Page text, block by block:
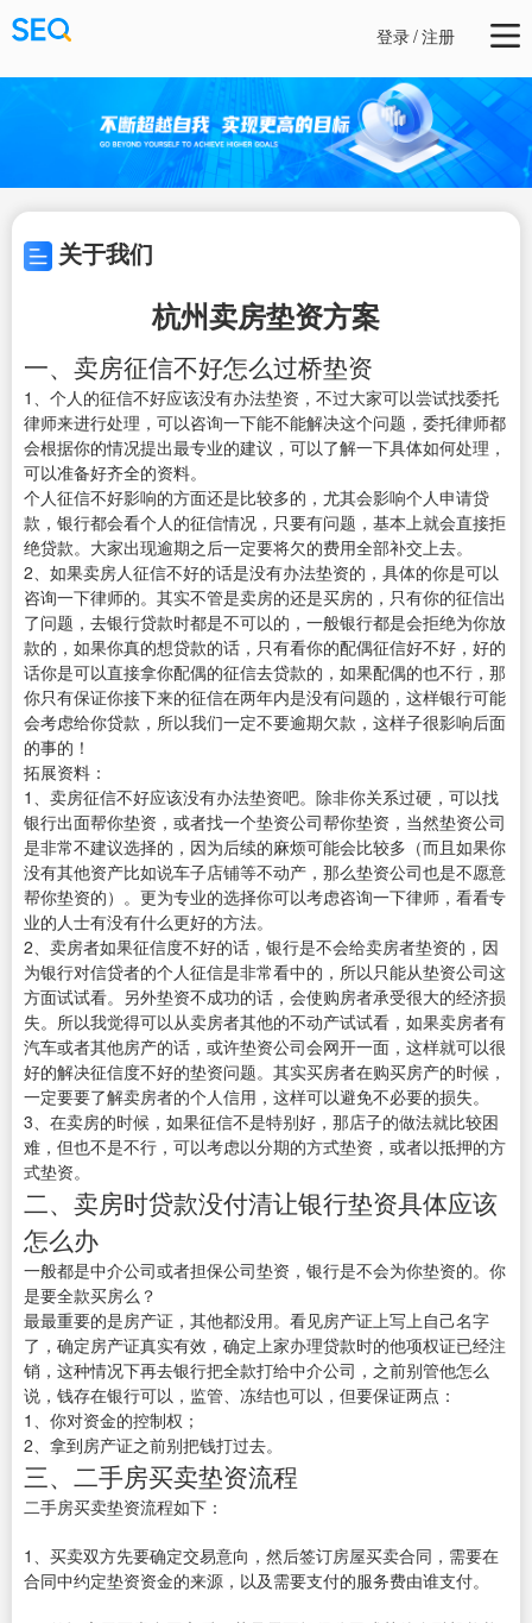
登录/注册
关于我们
杭州卖房垫资方案
一、卖房征信不好怎么过桥垫资
1、个人的征信不好应该没有办法垫资，不过大家可以尝试找委托
律师来进行处理，可以咨询一下能不能解决这个问题，委托律师都
会根据你的情况提出最专业的建议，可以了解一下具体如何处理，
可以准备好齐全的资料。
个人征信不好影响的方面还是比较多的，尤其会影响个人申请贷
款，银行都会看个人的征信情况，只要有问题，基本上就会直接拒
绝贷款。大家出现逾期之后一定要将欠的费用全部补交上去。
2、如果卖房人征信不好的话是没有办法垫资的，具体的你是可以
咨询一下律师的。其实不管是卖房的还是买房的，只有你的征信出
了问题，去银行贷款时都是不可以的，一般银行都是会拒绝为你放
款的，如果你真的想贷款的话，只有看你的配偶征信好不好，好的
话你是可以直接拿你配偶的征信去贷款的，如果配偶的也不行，那
你只有保证你接下来的征信在两年内是没有问题的，这样银行可能
会考虑给你贷款，所以我们一定不要逾期欠款，这样子很影响后面
的事的！
拓展资料：
1、卖房征信不好应该没有办法垫资吧。除非你关系过硬，可以找
银行出面帮你垫资，或者找一个垫资公司帮你垫资，当然垫资公司
是非常不建议选择的，因为后续的麻烦可能会比较多（而且如果你
没有其他资产比如说车子店铺等不动产，那么垫资公司也是不愿意
帮你垫资的）。更为专业的选择你可以考虑咨询一下律师，看看专
业的人士有没有什么更好的方法。
2、卖房者如果征信度不好的话，银行是不会给卖房者垫资的，因
为银行对信贷者的个人征信是非常看中的，所以只能从垫资公司这
方面试试看。另外垫资不成功的话，会使购房者承受很大的经济损
失。所以我觉得可以从卖房者其他的不动产试试看，如果卖房者有
汽车或者其他房产的话，或许垫资公司会网开一面，这样就可以很
好的解决征信度不好的垫资问题。其实买房者在购买房产的时候，
一定要要了解卖房者的个人信用，这样可以避免不必要的损失。
3、在卖房的时候，如果征信不是特别好，那店子的做法就比较困
难，但也不是不行，可以考虑以分期的方式垫资，或者以抵押的方
式垫资。
二、卖房时贷款没付清让银行垫资具体应该
怎么办
一般都是中介公司或者担保公司垫资，银行是不会为你垫资的。你
是要全款买房么？
最最重要的是房产证，其他都没用。看见房产证上写上自己名字
了，确定房产证真实有效，确定上家办理贷款时的他项权证已经注
销，这种情况下再去银行把全款打给中介公司，之前别管他怎么
说，钱存在银行可以，监管、冻结也可以，但要保证两点：
1、你对资金的控制权；
2、拿到房产证之前别把钱打过去。
三、二手房买卖垫资流程
二手房买卖垫资流程如下：
1、买卖双方先要确定交易意向，然后签订房屋买卖合同，需要在
合同中约定垫资资金的来源，以及需要支付的服务费由谁支付。